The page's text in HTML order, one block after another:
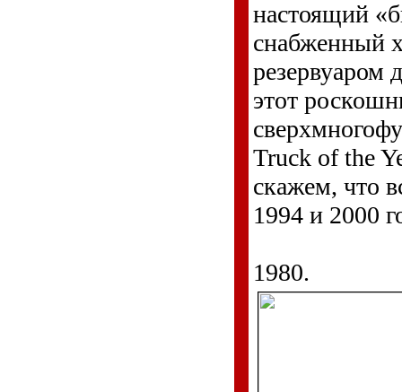
настоящий
снабженный
резервуаром
этот
Truck of the
скажем, что
1994 и 2000
1980.